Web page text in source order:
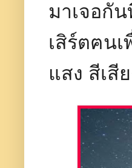
มาเจอกั
เสิร์ตฅน
แสง สีเสี